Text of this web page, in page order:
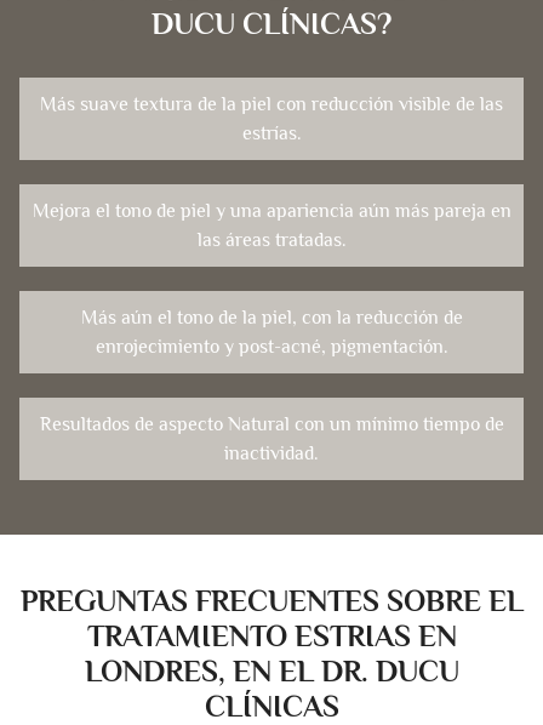
DUCU CLÍNICAS?
Más suave textura de la piel con reducción visible de las
estrías.
Mejora el tono de piel y una apariencia aún más pareja en
las áreas tratadas.
Más aún el tono de la piel, con la reducción de
enrojecimiento y post-acné, pigmentación.
Resultados de aspecto Natural con un mínimo tiempo de
inactividad.
PREGUNTAS FRECUENTES SOBRE EL
TRATAMIENTO ESTRIAS EN
LONDRES, EN EL DR. DUCU
CLÍNICAS